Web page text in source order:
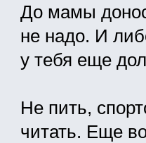
До мамы
не надо. И
у тебя еще
Не пить,
читать. Еще